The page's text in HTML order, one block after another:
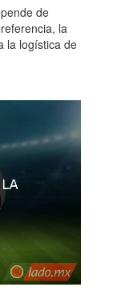
de
la
la logística de